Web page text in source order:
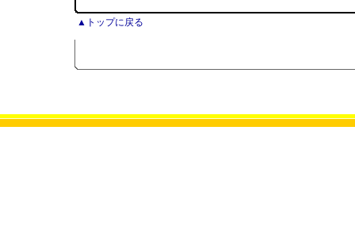
▲トップに戻る